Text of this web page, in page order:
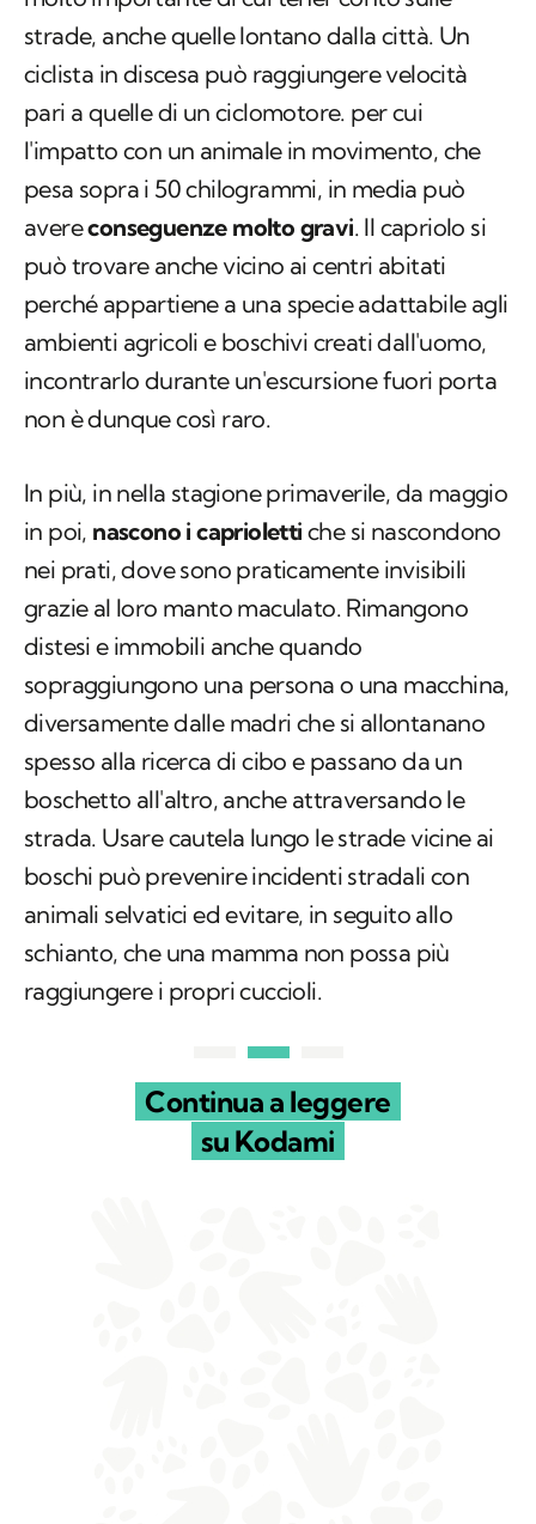
strade, anche quelle lontano dalla città. Un
ciclista in discesa può raggiungere velocità
pari a quelle di un ciclomotore. per cui
l'impatto con un animale in movimento, che
pesa sopra i 50 chilogrammi, in media può
avereconseguenze molto gravi. Il capriolo si
può trovare anche vicino ai centri abitati
perché appartiene a una specie adattabile agli
ambienti agricoli e boschivi creati dall'uomo,
incontrarlo durante un'escursione fuori porta
non è dunque così raro.
In più, in nella stagione primaverile, da maggio
in poi, nascono i caprioletti che si nascondono
nei prati, dove sono praticamente invisibili
grazie al loro manto maculato. Rimangono
distesi e immobili anche quando
sopraggiungono una persona o una macchina,
diversamente dalle madri che si allontanano
spesso alla ricerca di cibo e passano da un
boschetto all'altro, anche attraversando le
strada. Usare cautela lungo le strade vicine ai
boschi può prevenire incidenti stradali con
animali selvatici ed evitare, in seguito allo
schianto, che una mamma non possa più
raggiungere i propri cuccioli.
Continua a leggere
su Kodami